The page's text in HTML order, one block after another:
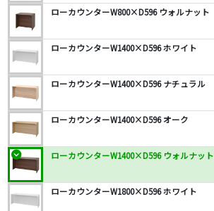
ローカウンターW800×D596 ウォルナット
ローカウンターW1400×D596 ホワイト
ローカウンターW1400×D596 ナチュラル
ローカウンターW1400×D596 オーク
ローカウンターW1400×D596 ウォルナット
ローカウンターW1800×D596 ホワイト